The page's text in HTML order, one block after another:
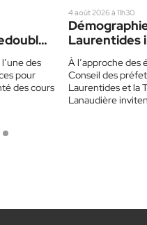
des
pour
des cours
4 août 2026 à 11h30
Laurentides
politiques
À l’approche des
Conseil des
Laurentides et la
Lanaudière